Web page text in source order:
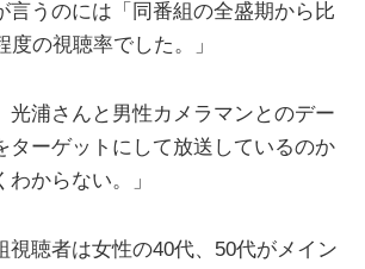
言うのには「同番組の全盛期から比
度の視聴率でした。」
光浦さんと男性カメラマンとのデー
ターゲットにして放送しているのか
からない。」
視聴者は女性の40代、50代がメイン